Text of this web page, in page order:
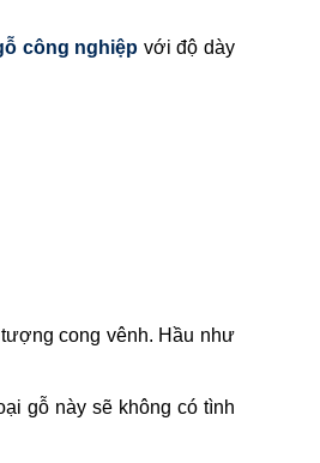
công nghiệp với độ dày
cong vênh. Hầu như
gỗ này sẽ không có tình